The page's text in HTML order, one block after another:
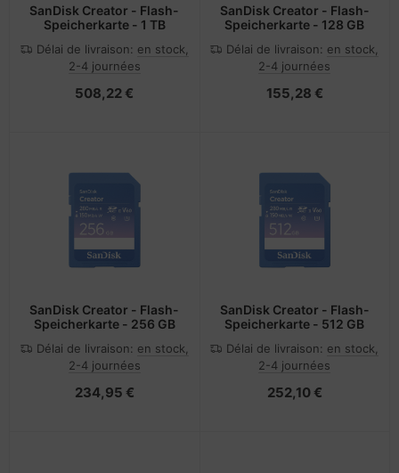
SanDisk Creator - Flash-
Speicherkarte - 1 TB
Délai de livraison: en stock,
2-4 journées
508,22 €
SanDisk Creator - Flash-
Speicherkarte - 128 GB
Délai de livraison: en stock,
2-4 journées
155,28 €
SanDisk Creator - Flash-
Speicherkarte - 256 GB
Délai de livraison: en stock,
2-4 journées
234,95 €
SanDisk Creator - Flash-
Speicherkarte - 512 GB
Délai de livraison: en stock,
2-4 journées
252,10 €